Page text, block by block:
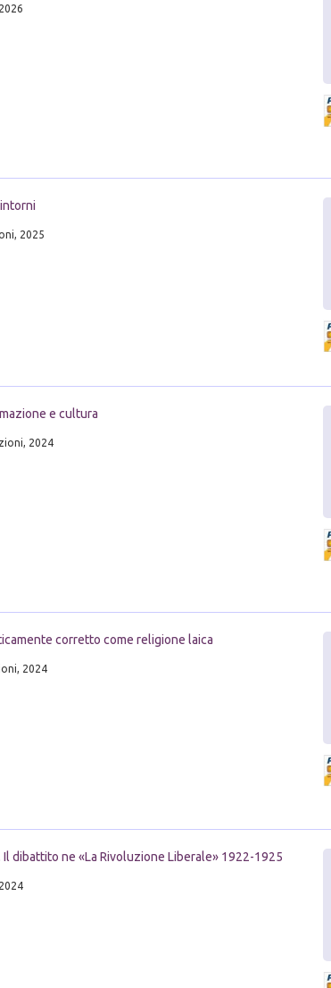
2025
e cultura
2024
corretto come religione laica
2024
dibattito ne «La Rivoluzione Liberale» 1922-1925